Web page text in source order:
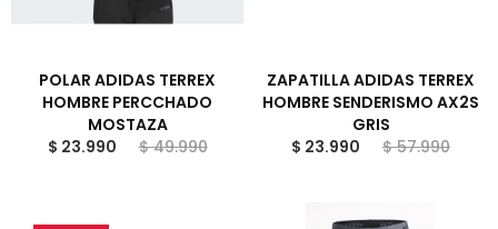
POLAR ADIDAS TERREX
HOMBRE PERCCHADO
MOSTAZA
$ 23.990
$ 49.990
ZAPATILLA ADIDAS TERREX
HOMBRE SENDERISMO AX2S
GRIS
$ 23.990
$ 57.990